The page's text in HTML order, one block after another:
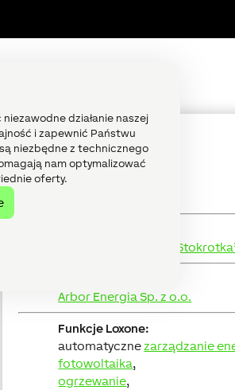
działanie naszej
i zapewnić Państwu
niezbędne z technicznego
nam optymalizować
oferty.
Fakty
Lokalizacja:
Centrum handlowe
Arbor Energia Sp. z o.o.
Funkcje Loxone:
automatycznezarządzanie
fotowoltaika,
ogrzewanie,